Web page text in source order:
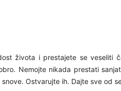
života i prestajete se veseliti
Nemojte nikada prestati
Ostvarujte ih. Dajte sve od